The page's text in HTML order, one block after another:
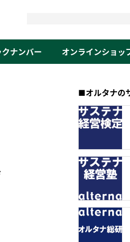
ナンバー オンラインショッ
■オルタナの